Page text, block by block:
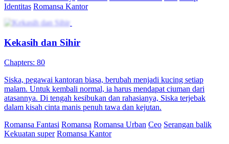
Identitas Romansa Kantor
Kekasih dan Sihir
Chapters: 80
Siska, pegawai kantoran biasa, berubah menjadi kucing setiap
malam. Untuk kembali normal, ia harus mendapat ciuman dari
atasannya. Di tengah kesibukan dan rahasianya, Siska terjebak
dalam kisah cinta manis penuh tawa dan kejutan.
Romansa Fantasi Romansa Romansa Urban Ceo Serangan balik
Kekuatan super Romansa Kantor